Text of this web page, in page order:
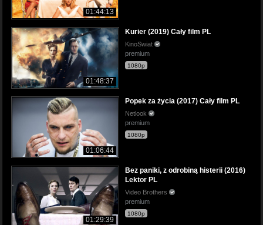
01:44:13
01:48:37
Kurier (2019) Cały film PL
KinoSwiat
premium
1080p
01:06:44
Popek za życia (2017) Cały film PL
Netlook
premium
1080p
01:29:39
Bez paniki, z odrobiną histerii (2016)
Lektor PL
Video Brothers
premium
1080p